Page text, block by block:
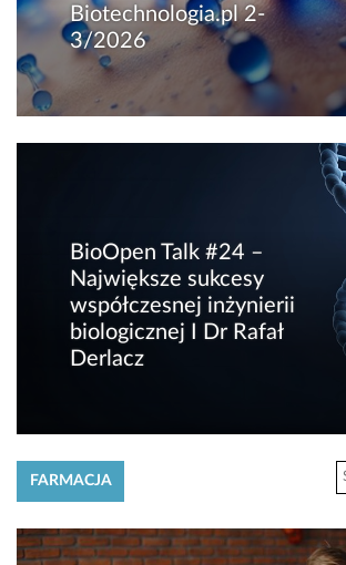
Biotechnologia.pl 2-
3/2026
BioOpen Talk #24 –
Największe sukcesy
współczesnej inżynierii
biologicznej I Dr Rafał
Derlacz
FARMACJA